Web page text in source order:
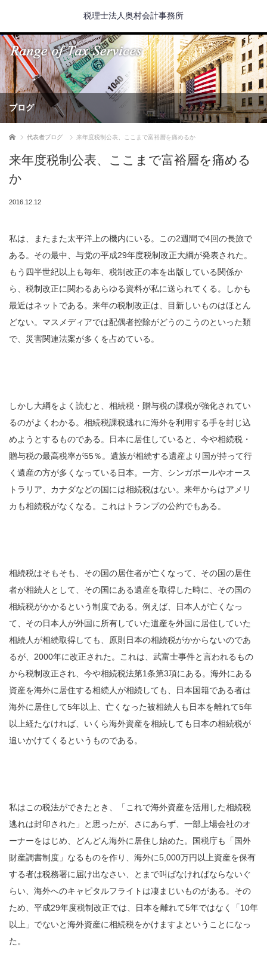
税理士法人奥村会計事務所
ブログ
ホーム 代表者ブログ 来年度税制公表、ここまで富裕層を痛めるか
来年度税制公表、ここまで富裕層を痛める
か
2016.12.12
私は、またまた太平洋上の機内にいる。この2週間で4回の長旅で
ある。その最中、与党の平成29年度税制改正大綱が発表された。
もう四半世紀以上も毎年、税制改正の本を出版している関係か
ら、税制改正に関わるあらゆる資料が私に送られてくる。しかも
最近はネットである。来年の税制改正は、目新しいものはほとん
どない。マスメディアでは配偶者控除がどうのこうのといった類
で、災害関連法案が多くを占めている。
しかし大綱をよく読むと、相続税・贈与税の課税が強化されてい
るのがよくわかる。相続税課税逃れに海外を利用する手を封じ込
めようとするものである。日本に居住していると、今や相続税・
贈与税の最高税率が55％。遺族が相続する遺産より国が持って行
く遺産の方が多くなっている日本。一方、シンガポールやオース
トラリア、カナダなどの国には相続税はない。来年からはアメリ
カも相続税がなくなる。これはトランプの公約でもある。
相続税はそもそも、その国の居住者が亡くなって、その国の居住
者が相続人として、その国にある遺産を取得した時に、その国の
相続税がかかるという制度である。例えば、日本人が亡くなっ
て、その日本人が外国に所有していた遺産を外国に居住していた
相続人が相続取得しても、原則日本の相続税がかからないのであ
るが、2000年に改正された。これは、武富士事件と言われるもの
から税制改正され、今や相続税法第1条第3項にある。海外にある
資産を海外に居住する相続人が相続しても、日本国籍である者は
海外に居住して5年以上、亡くなった被相続人も日本を離れて5年
以上経たなければ、いくら海外資産を相続しても日本の相続税が
追いかけてくるというものである。
私はこの税法ができたとき、「これで海外資産を活用した相続税
逃れは封印された」と思ったが、さにあらず、一部上場会社のオ
ーナーをはじめ、どんどん海外に居住し始めた。国税庁も「国外
財産調書制度」なるものを作り、海外に5,000万円以上資産を保有
する者は税務署に届け出なさい、とまで叫ばなければならないぐ
らい、海外へのキャピタルフライトは凄まじいものがある。その
ため、平成29年度税制改正では、日本を離れて5年ではなく「10年
以上」でないと海外資産に相続税をかけますよということになっ
た。